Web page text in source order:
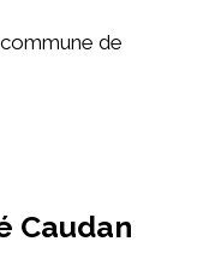
de
Caudan